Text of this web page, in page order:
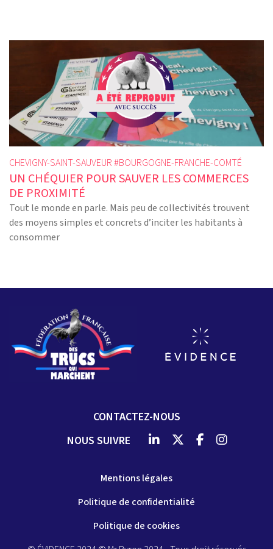
CHEVIGNY-SAINT-SAUVEUR #BOURGOGNE-FRANCHE-COMTÉ
UN CHÉQUIER POUR SAUVER LES COMMERCES
DE PROXIMITÉ
Tout le monde en parle. Mais peu de collectivités trouvent
des moyens simples et concrets d’inciter les habitants à
consommer
Mentions légales
Politique de confidentialité
Politique de cookies
CONTACTEZ-NOUS
NOUS SUIVRE